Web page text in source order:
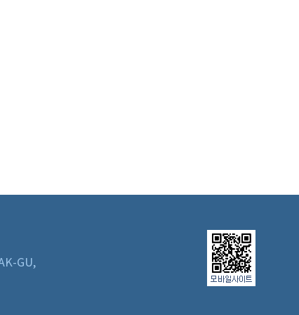
GU,